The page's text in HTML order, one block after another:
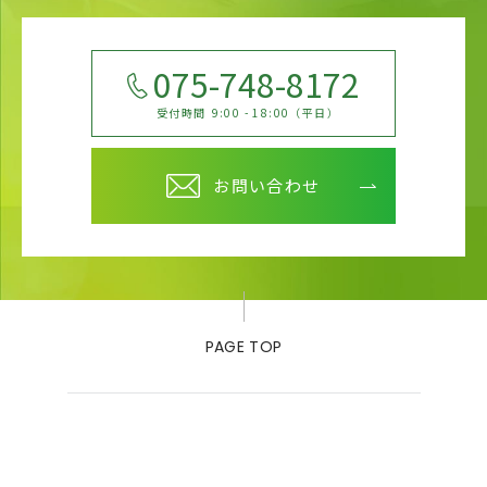
075-748-8172
受付時間 9:00 - 18:00（平日）
お問い合わせ
PAGE TOP